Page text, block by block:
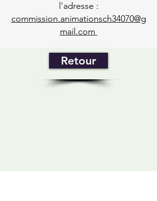
l'adresse :
commission.animationsch34070@g
mail.com
Retour